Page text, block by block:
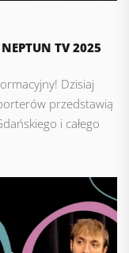
TV 2025
Dzisiaj
przedstawią
i całego